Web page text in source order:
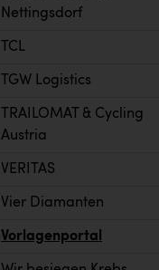
Nettingsdorf
TCL
TGW Logistics
TRAILOMAT & Cycling
Austria
VERITAS
Vier Diamanten
Vorlagenportal